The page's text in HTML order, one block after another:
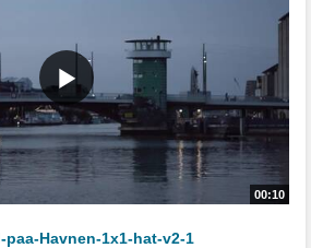
00:10
Havnen-1x1-hat-v2-1